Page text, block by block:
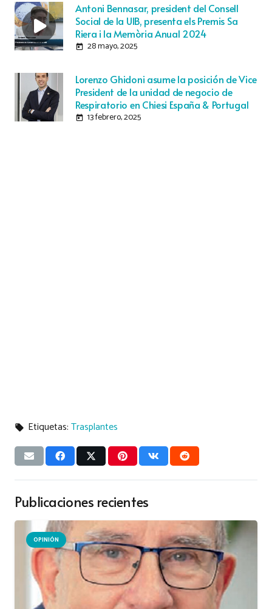
Antoni Bennasar, president del Consell
Social de la UIB, presenta els Premis Sa
Riera i la Memòria Anual 2024
today 28 mayo, 2025
Lorenzo Ghidoni asume la posición de Vice
President de la unidad de negocio de
Respiratorio en Chiesi España & Portugal
today 13 febrero, 2025
local_offer Etiquetas:Trasplantes
Publicaciones recientes
OPINIÓN